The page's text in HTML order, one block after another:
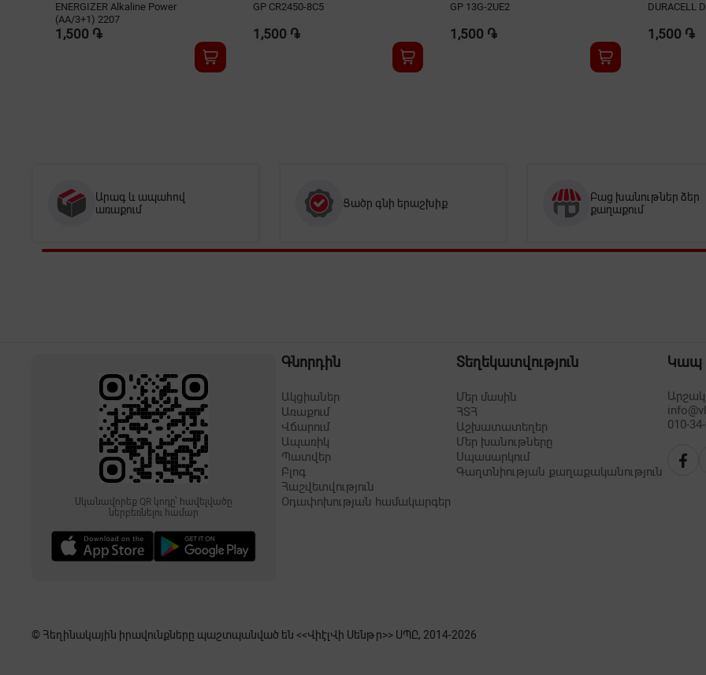
ENERGIZER Alkaline Power
(AA/3+1) 2207
1,500 ֏
GP CR2450-8C5
1,500 ֏
GP 13G-2UE2
1,500 ֏
DURACELL
1,500 ֏
Արագ և ապահով
առաքում
Ցածր գնի երաշխիք
Բաց խանութներ ձեր
քաղաքում
Սկանավորեք QR կոդը՝ հավելվածը
ներբեռնելու համար
Գնորդին
Ակցիաներ
Առաքում
Վճարում
Ապառիկ
Պատվեր
Բլոգ
Հաշվետվություն
Օդափոխության համակարգեր
Տեղեկատվություն
Մեր մասին
ՀՏՀ
Աշխատատեղեր
Մեր խանութները
Սպասարկում
Գաղտնիության քաղաքականություն
Կապ
010-
© Հեղինակային իրավունքները պաշտպանված են <<ՎիէլՎի Սենթր>> ՍՊԸ, 2014-2026